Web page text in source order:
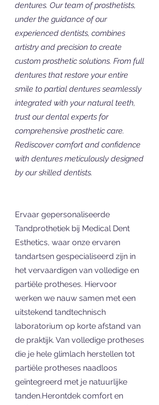
dentures. Our team of prosthetists,
under the guidance of our
experienced dentists, combines
artistry and precision to create
custom prosthetic solutions. From full
dentures that restore your entire
smile to partial dentures seamlessly
integrated with your natural teeth,
trust our dental experts for
comprehensive prosthetic care.
Rediscover comfort and confidence
with dentures meticulously designed
by our skilled dentists.
Ervaar gepersonaliseerde
Tandprothetiek bij Medical Dent
Esthetics, waar onze ervaren
tandartsen gespecialiseerd zijn in
het vervaardigen van volledige en
partiële protheses. Hiervoor
werken we nauw samen met een
uitstekend tandtechnisch
laboratorium op korte afstand van
de praktijk. Van volledige protheses
die je hele glimlach herstellen tot
partiële protheses naadloos
geïntegreerd met je natuurlijke
tanden.Herontdek comfort en